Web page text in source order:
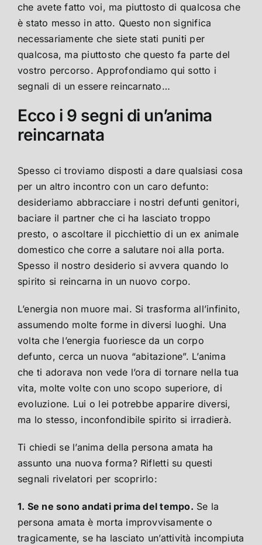
che avete fatto voi, ma piuttosto di qualcosa che
è stato messo in atto. Questo non significa
necessariamente che siete stati puniti per
qualcosa, ma piuttosto che questo fa parte del
vostro percorso. Approfondiamo qui sotto i
segnali di un essere reincarnato…
Ecco i 9 segni di un’anima
reincarnata
Spesso ci troviamo disposti a dare qualsiasi cosa
per un altro incontro con un caro defunto:
desideriamo abbracciare i nostri defunti genitori,
baciare il partner che ci ha lasciato troppo
presto, o ascoltare il picchiettio di un ex animale
domestico che corre a salutare noi alla porta.
Spesso il nostro desiderio si avvera quando lo
spirito si reincarna in un nuovo corpo.
L’energia non muore mai. Si trasforma all’infinito,
assumendo molte forme in diversi luoghi. Una
volta che l’energia fuoriesce da un corpo
defunto, cerca un nuova “abitazione”. L’anima
che ti adorava non vede l’ora di tornare nella tua
vita, molte volte con uno scopo superiore, di
evoluzione. Lui o lei potrebbe apparire diversi,
ma lo stesso, inconfondibile spirito si irradierà.
Ti chiedi se l’anima della persona amata ha
assunto una nuova forma? Rifletti su questi
segnali rivelatori per scoprirlo:
1. Se ne sono andati prima del tempo. Se la
persona amata è morta improvvisamente o
tragicamente, se ha lasciato un’attività incompiuta